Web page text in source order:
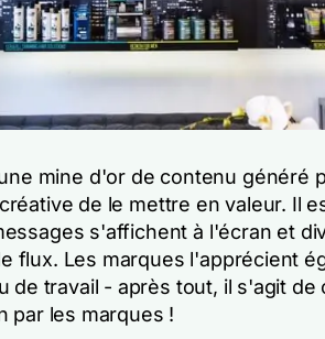
mine d'or de contenu généré
de le mettre en valeur. Il
s'affichent à l'écran et
flux. Les marques l'apprécient
de travail - après tout, il s'agit de
par les marques !